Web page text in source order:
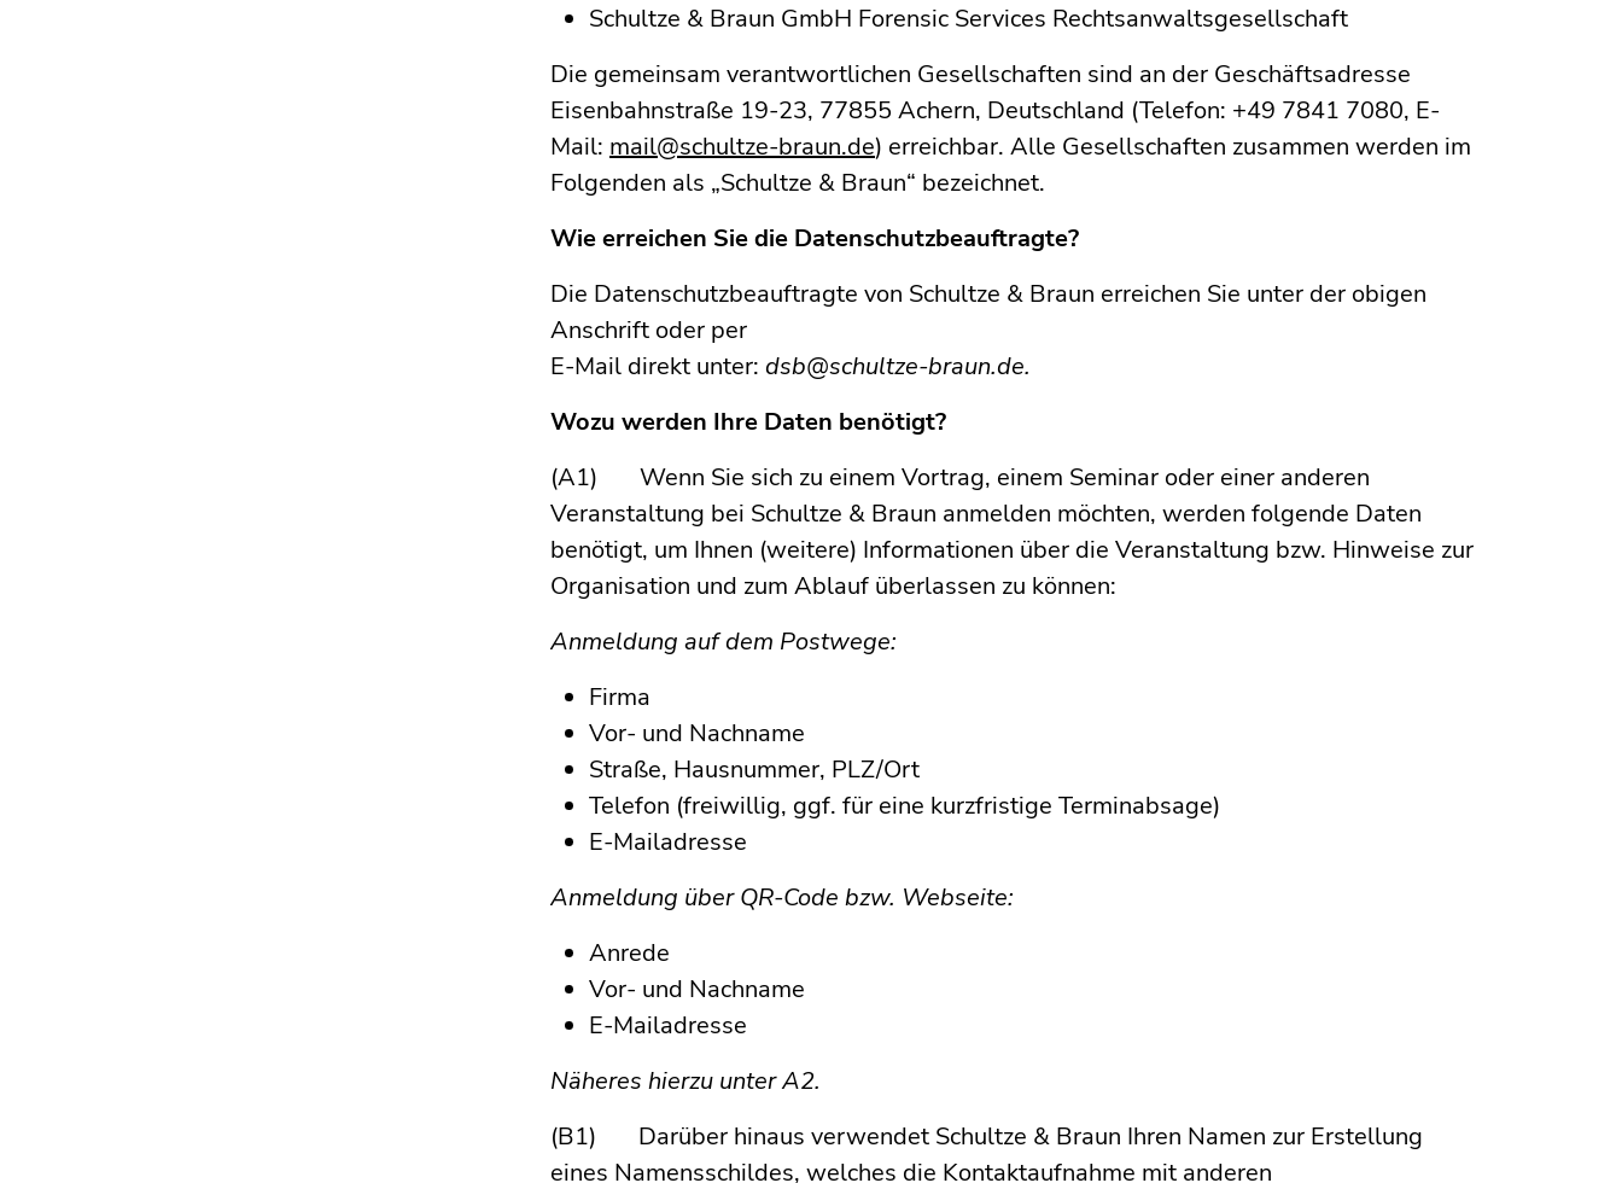
Schultze & Braun GmbH Forensic Services Rechtsanwalts­gesellschaft
Die gemeinsam verantwortlichen Gesellschaften sind an der Geschäftsadresse
Eisenbahnstraße 19-23, 77855 Achern, Deutschland (Telefon: +49 7841 7080, E-
Mail: mail@schultze-braun.de) erreichbar. Alle Gesellschaften zusammen werden im
Folgenden als „Schultze & Braun“ bezeichnet.
Wie erreichen Sie die Datenschutzbeauftragte?
Die Datenschutzbeauftragte von Schultze & Braun erreichen Sie unter der obigen
Anschrift oder per
E-Mail direkt unter: dsb@schultze-braun.de.
Wozu werden Ihre Daten benötigt?
(A1) Wenn Sie sich zu einem Vortrag, einem Seminar oder einer anderen
Veranstaltung bei Schultze & Braun anmelden möchten, werden folgende Daten
benötigt, um Ihnen (weitere) Informationen über die Veranstaltung bzw. Hinweise zur
Organisation und zum Ablauf überlassen zu können:
Anmeldung auf dem Postwege:
Firma
Vor- und Nachname
Straße, Hausnummer, PLZ/Ort
Telefon (freiwillig, ggf. für eine kurzfristige Terminabsage)
E-Mailadresse
Anmeldung über QR-Code bzw. Webseite:
Anrede
Vor- und Nachname
E-Mailadresse
Näheres hierzu unter A2.
(B1) Darüber hinaus verwendet Schultze & Braun Ihren Namen zur Erstellung
eines Namensschildes, welches die Kontaktaufnahme mit anderen